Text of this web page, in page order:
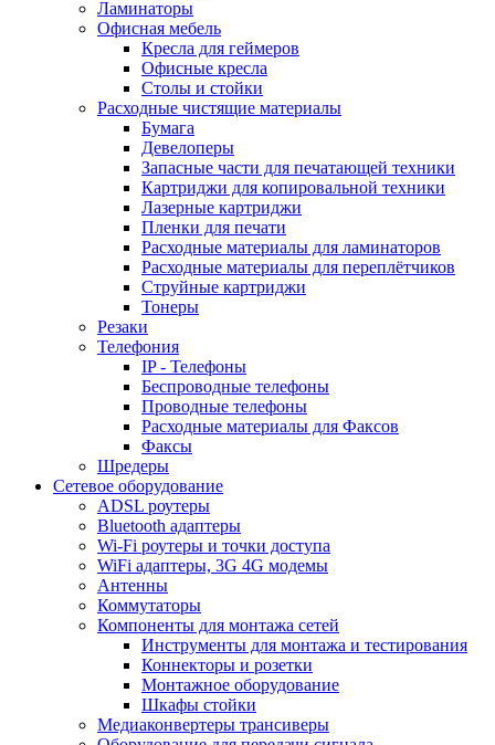
Ламинаторы
Офисная мебель
Кресла для геймеров
Офисные кресла
Столы и стойки
Расходные чистящие материалы
Бумага
Девелоперы
Запасные части для печатающей техники
Картриджи для копировальной техники
Лазерные картриджи
Пленки для печати
Расходные материалы для ламинаторов
Расходные материалы для переплётчиков
Струйные картриджи
Тонеры
Резаки
Телефония
IP - Телефоны
Беспроводные телефоны
Проводные телефоны
Расходные материалы для Факсов
Факсы
Шредеры
Сетевое оборудование
ADSL роутеры
Bluetooth адаптеры
Wi-Fi роутеры и точки доступа
WiFi адаптеры, 3G 4G модемы
Антенны
Коммутаторы
Компоненты для монтажа сетей
Инструменты для монтажа и тестирования
Коннекторы и розетки
Монтажное оборудование
Шкафы стойки
Медиаконвертеры трансиверы